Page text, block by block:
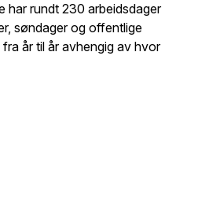
har rundt 230 arbeidsdager
søndager og offentlige
år til år avhengig av hvor